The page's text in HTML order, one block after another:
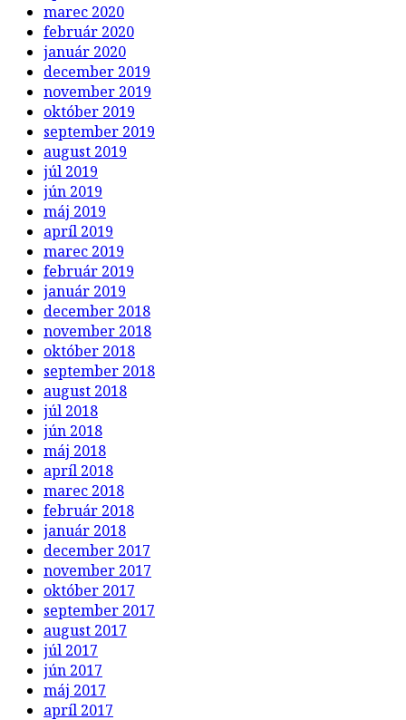
marec 2020
február 2020
január 2020
december 2019
november 2019
október 2019
september 2019
august 2019
júl 2019
jún 2019
máj 2019
apríl 2019
marec 2019
február 2019
január 2019
december 2018
november 2018
október 2018
september 2018
august 2018
júl 2018
jún 2018
máj 2018
apríl 2018
marec 2018
február 2018
január 2018
december 2017
november 2017
október 2017
september 2017
august 2017
júl 2017
jún 2017
máj 2017
apríl 2017